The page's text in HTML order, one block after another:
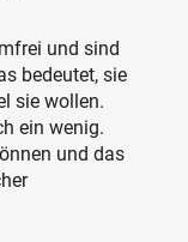
und sind
bedeutet, sie
sie wollen.
ein wenig.
und das